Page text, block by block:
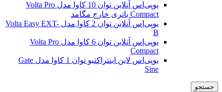
یو‌پی‌اس آنلاین توان 10 کاوا مدل Volta Pro
Compact باتری خارج مگامد
یو‌پی‌اس آنلاین توان 2 کاوا مدل Volta Easy EXT-
B
یو‌پی‌اس آنلاین توان 6 کاوا مدل Volta Pro
Compact
یو‌پی‌اس لاین اینتراکتیو توان 1 کاوا مدل Gate
Sine
جستجو